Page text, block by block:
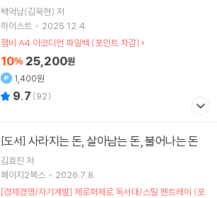
백억남(김욱현) 저
하이스트
2025.12.4.
잼비 A4 아코디언 파일백 (포인트 차감)
10% 25,200원
1,400원
9.7 (92)
[도서] 사라지는 돈, 살아남는 돈, 불어나는 돈
김효진 저
페이지2북스
2026.7.8.
[경제경영/자기계발] 제로퍼제로 독서대/스틸 펜트레이 (포